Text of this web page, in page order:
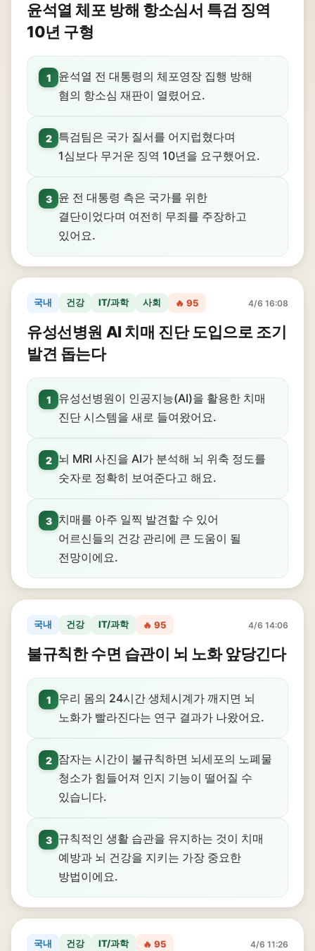
윤석열 체포 방해 항소심서 특검 징역
10년 구형
1
윤석열 전 대통령의 체포영장 집행 방해
혐의 항소심 재판이 열렸어요.
2
특검팀은 국가 질서를 어지럽혔다며
1심보다 무거운 징역 10년을 요구했어요.
3
윤 전 대통령 측은 국가를 위한
결단이었다며 여전히 무죄를 주장하고
있어요.
국내 건강 IT/과학 사회 🔥 95 4/6 16:08
유성선병원 AI 치매 진단 도입으로 조기
발견 돕는다
1
유성선병원이 인공지능(AI)을 활용한 치매
진단 시스템을 새로 들여왔어요.
2
뇌 MRI 사진을 AI가 분석해 뇌 위축 정도를
숫자로 정확히 보여준다고 해요.
3
치매를 아주 일찍 발견할 수 있어
어르신들의 건강 관리에 큰 도움이 될
전망이에요.
국내 건강 IT/과학 🔥 95 4/6 14:06
불규칙한 수면 습관이 뇌 노화 앞당긴다
1
우리 몸의 24시간 생체시계가 깨지면 뇌
노화가 빨라진다는 연구 결과가 나왔어요.
2
잠자는 시간이 불규칙하면 뇌세포의 노폐물
청소가 힘들어져 인지 기능이 떨어질 수
있습니다.
3
규칙적인 생활 습관을 유지하는 것이 치매
예방과 뇌 건강을 지키는 가장 중요한
방법이에요.
국내 건강 IT/과학 🔥 95 4/6 11:26